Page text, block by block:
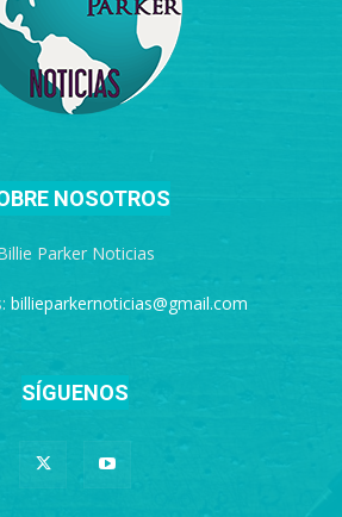
NOSOTROS
Parker Noticias
billieparkernoticias@gmail.com
SÍGUENOS